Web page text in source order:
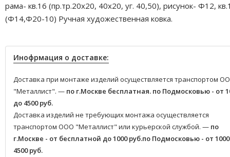
рама- кв.16 (пр.тр.20х20, 40х20, уг. 40,50), рисунок- Ф12,
(Ф14,Ф20-10) Ручная художественная ковка.
Инофрмация о доставке:
Доставка при монтаже изделий осуществляется транспортом
"Металлист". — по г.Москве бесплатная. по Подмосковью - от
до 4500 руб.
Доставка изделий не требующих монтажа осуществляется
транспортом ООО "Металлист" или курьерской службой. — по
г.Москве - от бесплатной до 1000 руб.по Подмосковью - от
4500 руб.